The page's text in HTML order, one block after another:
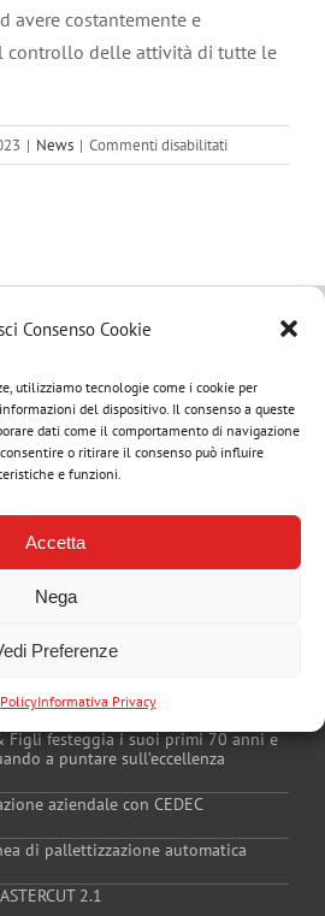
Consenso Cookie
utilizziamo tecnologie come i cookie per
del dispositivo. Il consenso a queste
dati come il comportamento di navigazione
o ritirare il consenso può influire
e funzioni.
Accetta
Nega
Preferenze
Informativa Privacy
avere costantemente e
controllo delle attività di tutte le
| News | Commenti disabilitatisu
Percorso
Figli festeggia i suoi primi 70 anni e
a puntare sull’eccellenza
aziendale con CEDEC
di pallettizzazione automatica
2.1